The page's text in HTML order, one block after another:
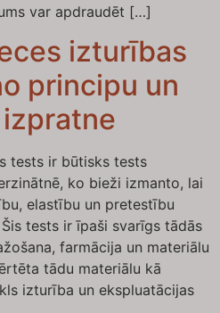
var apdraudēt […]
izturības
principu un
tests ir būtisks tests
ko bieži izmanto, lai
elastību un pretestību
tests ir īpaši svarīgs tādās
farmācija un materiālu
tādu materiālu kā
izturība un ekspluatācijas